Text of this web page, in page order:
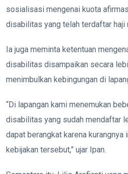
sosialisasi mengenai kuota
disabilitas yang telah terdaftar haji
Ia juga meminta ketentuan
disabilitas disampaikan secara
menimbulkan kebingungan di
“Di lapangan kami menemukan
disabilitas yang sudah mendaftar
dapat berangkat karena
kebijakan tersebut,” ujar Ipan.